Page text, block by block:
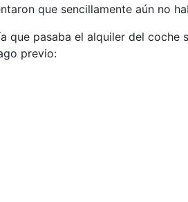
que sencillamente aún no
que pasaba el alquiler del
previo: